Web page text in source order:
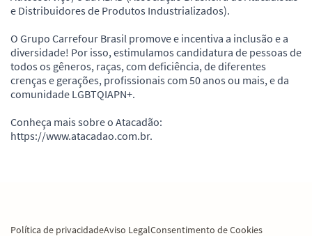
e Distribuidores de Produtos Industrializados).
O Grupo Carrefour Brasil promove e incentiva a inclusão e a
diversidade! Por isso, estimulamos candidatura de pessoas de
todos os gêneros, raças, com deficiência, de diferentes
crenças e gerações, profissionais com 50 anos ou mais, e da
comunidade LGBTQIAPN+.
Conheça mais sobre o Atacadão:
https://www.atacadao.com.br.
Política de privacidadeAviso LegalConsentimento de Cookies